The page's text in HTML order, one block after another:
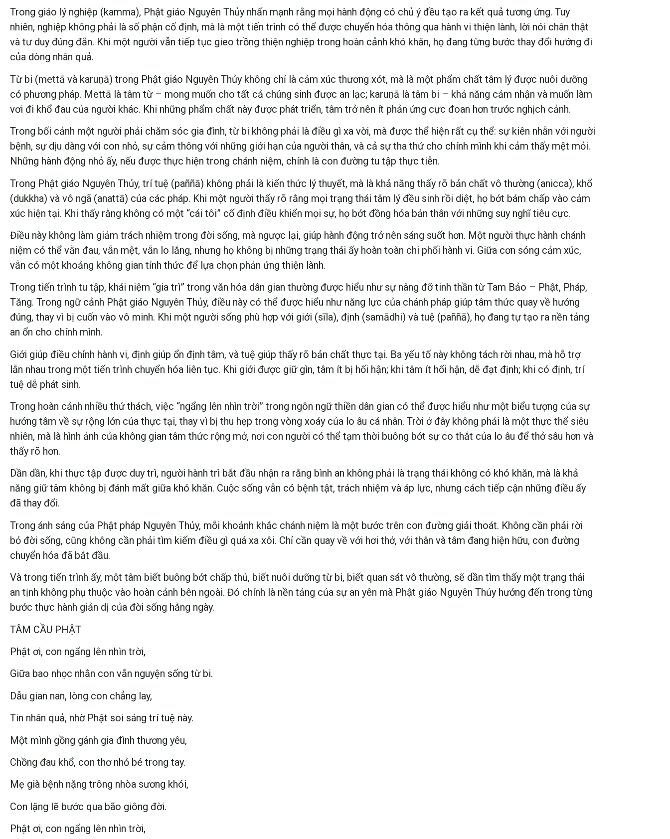
Trong giáo lý nghiệp (kamma), Phật giáo Nguyên Thủy nhấn mạnh rằng mọi hành động có chủ ý đều tạo ra kết quả tương ứng. Tuy
nhiên, nghiệp không phải là số phận cố định, mà là một tiến trình có thể được chuyển hóa thông qua hành vi thiện lành, lời nói chân thật
và tư duy đúng đắn. Khi một người vẫn tiếp tục gieo trồng thiện nghiệp trong hoàn cảnh khó khăn, họ đang từng bước thay đổi hướng đi
của dòng nhân quả.
Từ bi (mettā và karuṇā) trong Phật giáo Nguyên Thủy không chỉ là cảm xúc thương xót, mà là một phẩm chất tâm lý được nuôi dưỡng
có phương pháp. Mettā là tâm từ – mong muốn cho tất cả chúng sinh được an lạc; karuṇā là tâm bi – khả năng cảm nhận và muốn làm
vơi đi khổ đau của người khác. Khi những phẩm chất này được phát triển, tâm trở nên ít phản ứng cực đoan hơn trước nghịch cảnh.
Trong bối cảnh một người phải chăm sóc gia đình, từ bi không phải là điều gì xa vời, mà được thể hiện rất cụ thể: sự kiên nhẫn với người
bệnh, sự dịu dàng với con nhỏ, sự cảm thông với những giới hạn của người thân, và cả sự tha thứ cho chính mình khi cảm thấy mệt mỏi.
Những hành động nhỏ ấy, nếu được thực hiện trong chánh niệm, chính là con đường tu tập thực tiễn.
Trong Phật giáo Nguyên Thủy, trí tuệ (paññā) không phải là kiến thức lý thuyết, mà là khả năng thấy rõ bản chất vô thường (anicca), khổ
(dukkha) và vô ngã (anattā) của các pháp. Khi một người thấy rõ rằng mọi trạng thái tâm lý đều sinh rồi diệt, họ bớt bám chấp vào cảm
xúc hiện tại. Khi thấy rằng không có một “cái tôi” cố định điều khiển mọi sự, họ bớt đồng hóa bản thân với những suy nghĩ tiêu cực.
Điều này không làm giảm trách nhiệm trong đời sống, mà ngược lại, giúp hành động trở nên sáng suốt hơn. Một người thực hành chánh
niệm có thể vẫn đau, vẫn mệt, vẫn lo lắng, nhưng họ không bị những trạng thái ấy hoàn toàn chi phối hành vi. Giữa cơn sóng cảm xúc,
vẫn có một khoảng không gian tỉnh thức để lựa chọn phản ứng thiện lành.
Trong tiến trình tu tập, khái niệm “gia trì” trong văn hóa dân gian thường được hiểu như sự nâng đỡ tinh thần từ Tam Bảo – Phật, Pháp,
Tăng. Trong ngữ cảnh Phật giáo Nguyên Thủy, điều này có thể được hiểu như năng lực của chánh pháp giúp tâm thức quay về hướng
đúng, thay vì bị cuốn vào vô minh. Khi một người sống phù hợp với giới (sīla), định (samādhi) và tuệ (paññā), họ đang tự tạo ra nền tảng
an ổn cho chính mình.
Giới giúp điều chỉnh hành vi, định giúp ổn định tâm, và tuệ giúp thấy rõ bản chất thực tại. Ba yếu tố này không tách rời nhau, mà hỗ trợ
lẫn nhau trong một tiến trình chuyển hóa liên tục. Khi giới được giữ gìn, tâm ít bị hối hận; khi tâm ít hối hận, dễ đạt định; khi có định, trí
tuệ dễ phát sinh.
Trong hoàn cảnh nhiều thử thách, việc “ngẩng lên nhìn trời” trong ngôn ngữ thiền dân gian có thể được hiểu như một biểu tượng của sự
hướng tâm về sự rộng lớn của thực tại, thay vì bị thu hẹp trong vòng xoáy của lo âu cá nhân. Trời ở đây không phải là một thực thể siêu
nhiên, mà là hình ảnh của không gian tâm thức rộng mở, nơi con người có thể tạm thời buông bớt sự co thắt của lo âu để thở sâu hơn và
thấy rõ hơn.
Dần dần, khi thực tập được duy trì, người hành trì bắt đầu nhận ra rằng bình an không phải là trạng thái không có khó khăn, mà là khả
năng giữ tâm không bị đánh mất giữa khó khăn. Cuộc sống vẫn có bệnh tật, trách nhiệm và áp lực, nhưng cách tiếp cận những điều ấy
đã thay đổi.
Trong ánh sáng của Phật pháp Nguyên Thủy, mỗi khoảnh khắc chánh niệm là một bước trên con đường giải thoát. Không cần phải rời
bỏ đời sống, cũng không cần phải tìm kiếm điều gì quá xa xôi. Chỉ cần quay về với hơi thở, với thân và tâm đang hiện hữu, con đường
chuyển hóa đã bắt đầu.
Và trong tiến trình ấy, một tâm biết buông bớt chấp thủ, biết nuôi dưỡng từ bi, biết quan sát vô thường, sẽ dần tìm thấy một trạng thái
an tịnh không phụ thuộc vào hoàn cảnh bên ngoài. Đó chính là nền tảng của sự an yên mà Phật giáo Nguyên Thủy hướng đến trong từng
bước thực hành giản dị của đời sống hằng ngày.
TÂM CẦU PHẬT
Phật ơi, con ngẩng lên nhìn trời,
Giữa bao nhọc nhằn con vẫn nguyện sống từ bi.
Dẫu gian nan, lòng con chẳng lay,
Tin nhân quả, nhờ Phật soi sáng trí tuệ này.
Một mình gồng gánh gia đình thương yêu,
Chồng đau khổ, con thơ nhỏ bé trong tay.
Mẹ già bệnh nặng trông nhòa sương khói,
Con lặng lẽ bước qua bão giông đời.
Phật ơi, con ngẩng lên nhìn trời,